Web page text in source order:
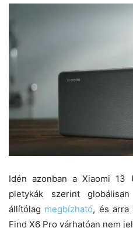
Idén azonban a Xiaomi
pletykák szerint
állítólag megbízható, és arra
Find X6 Pro várhatóan nem